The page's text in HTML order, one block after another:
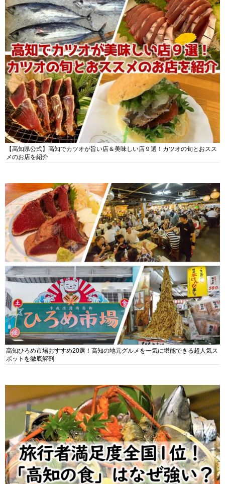
【高知県公式】高知でカツオが旨い店＆美味しい店９選！カツオの旬とおスス
メのお店を紹介
高知ひろめ市場おすすめ20選！高知の地元グルメを一気に堪能できる超人気ス
ポットを徹底解剖